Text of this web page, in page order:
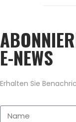
n
E-NEWS
Erhalten Sie